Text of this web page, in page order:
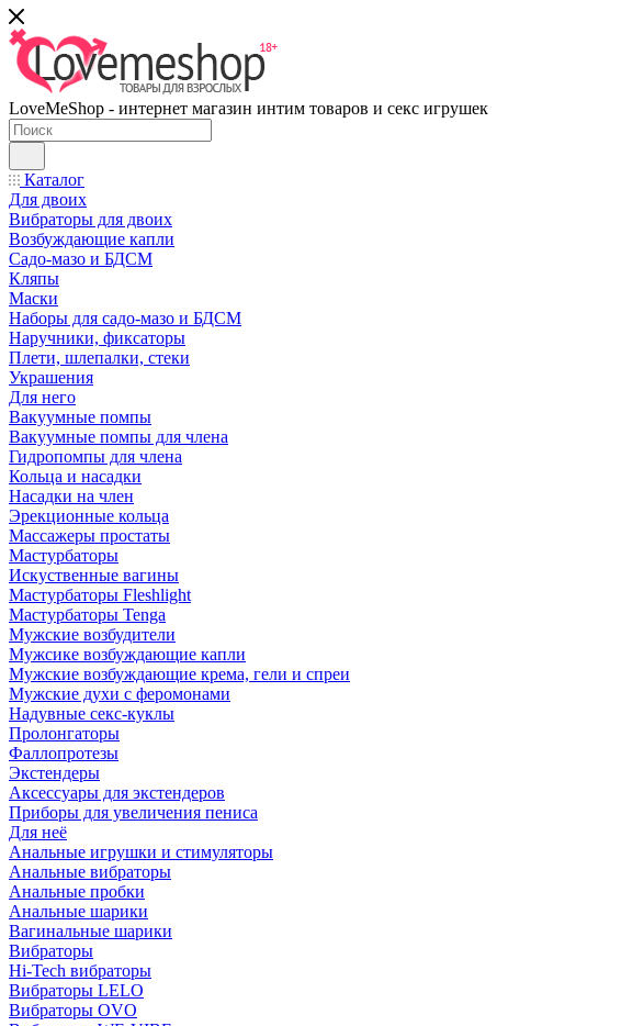
LoveMeShop - интернет магазин интим товаров и секс игрушек
Каталог
Для двоих
Вибраторы для двоих
Возбуждающие капли
Садо-мазо и БДСМ
Кляпы
Маски
Наборы для садо-мазо и БДСМ
Наручники, фиксаторы
Плети, шлепалки, стеки
Украшения
Для него
Вакуумные помпы
Вакуумные помпы для члена
Гидропомпы для члена
Кольца и насадки
Насадки на член
Эрекционные кольца
Массажеры простаты
Мастурбаторы
Искуственные вагины
Мастурбаторы Fleshlight
Мастурбаторы Tenga
Мужские возбудители
Мужсике возбуждающие капли
Мужские возбуждающие крема, гели и спреи
Мужские духи с феромонами
Надувные секс-куклы
Пролонгаторы
Фаллопротезы
Экстендеры
Аксессуары для экстендеров
Приборы для увеличения пениса
Для неё
Анальные игрушки и стимуляторы
Анальные вибраторы
Анальные пробки
Анальные шарики
Вагинальные шарики
Вибраторы
Hi-Tech вибраторы
Вибраторы LELO
Вибраторы OVO